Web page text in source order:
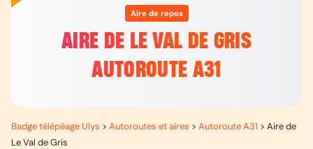
Aire de repos
AIRE DE LE VAL DE GRIS
AUTOROUTE A31
Badge télépéage Ulys > Autoroutes et aires > Autoroute A31 > Aire de
Le Val de Gris